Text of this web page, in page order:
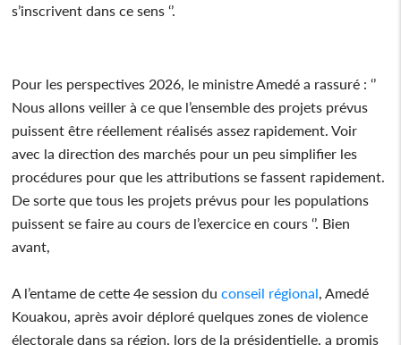
s’inscrivent dans ce sens ‘’.
Pour les perspectives 2026, le ministre Amedé a rassuré : ‘’
Nous allons veiller à ce que l’ensemble des projets prévus
puissent être réellement réalisés assez rapidement. Voir
avec la direction des marchés pour un peu simplifier les
procédures pour que les attributions se fassent rapidement.
De sorte que tous les projets prévus pour les populations
puissent se faire au cours de l’exercice en cours ‘’. Bien
avant,
A l’entame de cette 4e session duconseil régional , Amedé
Kouakou, après avoir déploré quelques zones de violence
électorale dans sa région, lors de la présidentielle, a promis